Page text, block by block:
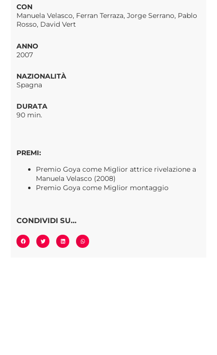
CON
Manuela Velasco, Ferran Terraza, Jorge Serrano, Pablo
Rosso, David Vert
ANNO
2007
NAZIONALITÀ
Spagna
DURATA
90 min.
PREMI:
Premio Goya come Miglior attrice rivelazione a
Manuela Velasco (2008)
Premio Goya come Miglior montaggio
CONDIVIDI SU...